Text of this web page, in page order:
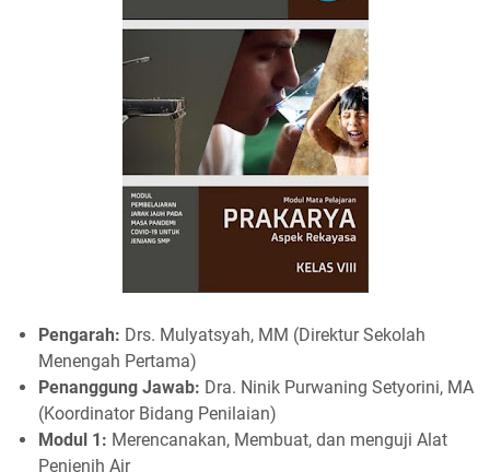
Pengarah: Drs. Mulyatsyah, MM (Direktur Sekolah
Menengah Pertama)
Penanggung Jawab: Dra. Ninik Purwaning Setyorini, MA
(Koordinator Bidang Penilaian)
Modul 1: Merencanakan, Membuat, dan menguji Alat
Penjenih Air